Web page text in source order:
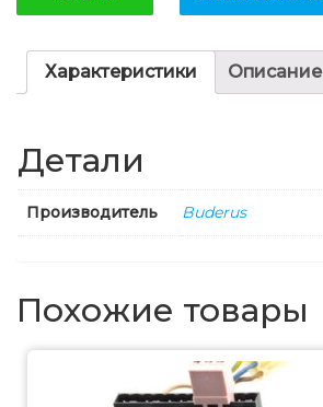
Характеристики Описание
Детали
Производитель Buderus
Похожие товары